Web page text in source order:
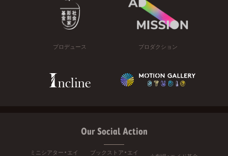
プロデュース プロダクション
Our Social Action
ミニシアター・エイ
ブックストア・エイ